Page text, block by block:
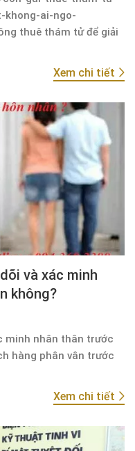
khong-ai-ngo-
thuê thám tử để giải
Xem chi tiết
và xác minh
không?
minh nhân thân trước
hàng phân vân trước
Xem chi tiết